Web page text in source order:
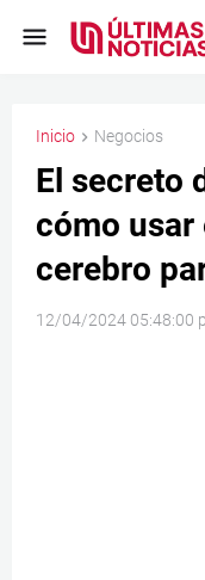
Inicio Negocios
El secreto
cómo usar
cerebro
12/04/2024 05:48:00